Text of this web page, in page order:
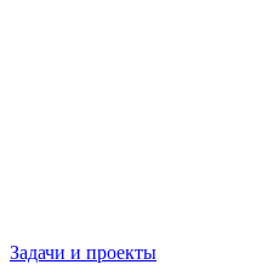
Задачи и проекты